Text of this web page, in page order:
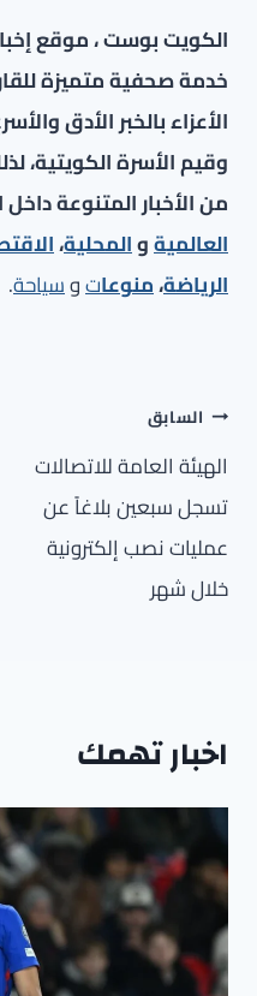
الكويت بوست ، موقع
خدمة صحفية متميزة
الأعزاء بالخبر الأدق
وقيم الأسرة الكويتية،
من الأخبار المتنوعة داخل
العالميةوالمحلية،
الرياضة،منوعاتوسياحة.
تصفّح
المقالات
السابق
الهيئة العامة للاتصالات
تسجل سبعين بلاغاً عن
عمليات نصب إلكترونية
خلال شهر
اخبار تهمك